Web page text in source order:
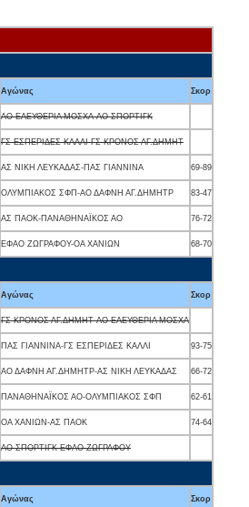
Αγώνας Σκορ
ΑΟ ΕΛΕΥΘΕΡΙΑ ΜΟΣΧΑ-ΑΟ ΣΠΟΡΤΙΓΚ
ΓΣ ΕΣΠΕΡΙΔΕΣ ΚΑΛΛΙ-ΓΣ ΚΡΟΝΟΣ ΑΓ.ΔΗΜΗΤ
ΑΣ ΝΙΚΗ ΛΕΥΚΑΔΑΣ-ΠΑΣ ΓΙΑΝΝΙΝΑ 69-89
ΟΛΥΜΠΙΑΚΟΣ ΣΦΠ-ΑΟ ΔΑΦΝΗ ΑΓ.ΔΗΜΗΤΡ 83-47
ΑΣ ΠΑΟΚ-ΠΑΝΑΘΗΝΑΪΚΟΣ ΑΟ 76-72
ΕΦΑΟ ΖΩΓΡΑΦΟΥ-ΟΑ ΧΑΝΙΩΝ 68-70
Αγώνας Σκορ
ΓΣ ΚΡΟΝΟΣ ΑΓ.ΔΗΜΗΤ-ΑΟ ΕΛΕΥΘΕΡΙΑ ΜΟΣΧΑ
ΠΑΣ ΓΙΑΝΝΙΝΑ-ΓΣ ΕΣΠΕΡΙΔΕΣ ΚΑΛΛΙ 93-75
ΑΟ ΔΑΦΝΗ ΑΓ.ΔΗΜΗΤΡ-ΑΣ ΝΙΚΗ ΛΕΥΚΑΔΑΣ 66-72
ΠΑΝΑΘΗΝΑΪΚΟΣ ΑΟ-ΟΛΥΜΠΙΑΚΟΣ ΣΦΠ 62-61
ΟΑ ΧΑΝΙΩΝ-ΑΣ ΠΑΟΚ 74-64
ΑΟ ΣΠΟΡΤΙΓΚ-ΕΦΑΟ ΖΩΓΡΑΦΟΥ
Αγώνας Σκορ